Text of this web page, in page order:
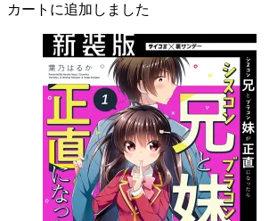
カートに追加しました